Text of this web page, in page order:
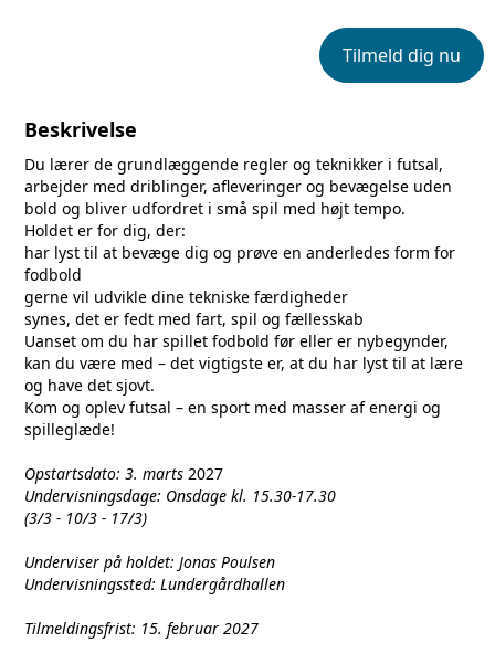
Tilmeld dig nu
Beskrivelse
Du lærer de grundlæggende regler og teknikker i futsal,
arbejder med driblinger, afleveringer og bevægelse uden
bold og bliver udfordret i små spil med højt tempo.
Holdet er for dig, der:
har lyst til at bevæge dig og prøve en anderledes form for
fodbold
gerne vil udvikle dine tekniske færdigheder
synes, det er fedt med fart, spil og fællesskab
Uanset om du har spillet fodbold før eller er nybegynder,
kan du være med – det vigtigste er, at du har lyst til at lære
og have det sjovt.
Kom og oplev futsal – en sport med masser af energi og
spilleglæde!
Opstartsdato: 3. marts 2027
Undervisningsdage: Onsdage kl. 15.30-17.30
(3/3 - 10/3 - 17/3)
Underviser på holdet: Jonas Poulsen
Undervisningssted: Lundergårdhallen
Tilmeldingsfrist: 15. februar 2027